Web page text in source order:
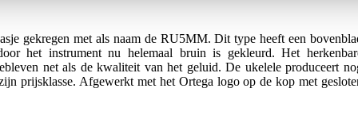
gekregen met als naam de RU5MM. Dit type heeft een
het instrument nu helemaal bruin is gekleurd. Het
net als de kwaliteit van het geluid. De ukelele produceert
prijsklasse. Afgewerkt met het Ortega logo op de kop met